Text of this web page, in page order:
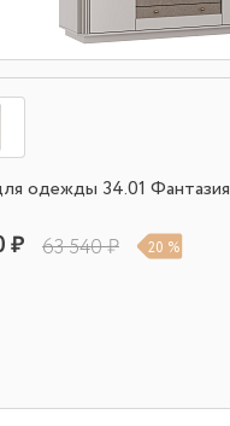
одежды 34.01 Фантазия
₽ 63 540 ₽ 20 %